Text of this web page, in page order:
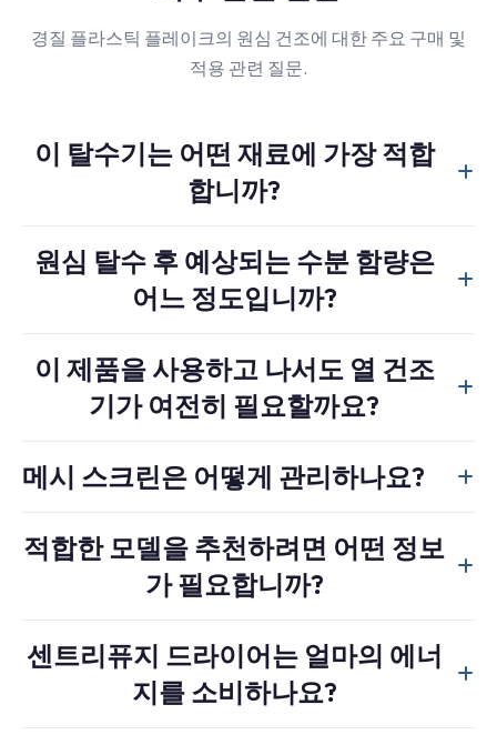
경질 플라스틱 플레이크의 원심 건조에 대한 주요 구매 및
적용 관련 질문.
이 탈수기는 어떤 재료에 가장 적합
합니까?
단단한 HDPE 또는 PP 재생재료에 특화되어 있습니다. 소프
트 PE 또는 PP 필름은 다른 드레인링 접근 방식, 예를 들어
원심 탈수 후 예상되는 수분 함량은
어느 정도입니까?
는 대체로 2-3%에 이릅니다. 실제 성능은 진입 습도, 플라크
크기, 랜터 속도, 스크린 규격, 유지보수 상태에 따릅니다.
이 제품을 사용하고 나서도 열 건조
기가 여전히 필요할까요?
효율적으로 제거하지만, 많은 압출 성형 및 고사양 응용 분
건조 단계가 필요합니다.
메시 스크린은 어떻게 관리하나요?
안정적인 배수와 예측 가능한 배출수량을 위해서는 스크린
상태가 양호해야 합니다.
적합한 모델을 추천하려면 어떤 정보
가 필요합니까?
크기, 투입 수분 함량, 상류 세척 단계, 그리고 기계 뒤에 열
건조기 또는 압출 시스템이 있는지 여부를 알려주시기 바랍
센트리퓨지 드라이어는 얼마의 에너
지를 소비하나요?